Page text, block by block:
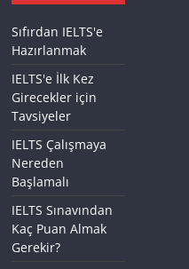
Sıfırdan IELTS'e
Hazırlanmak
IELTS'e İlk Kez
Girecekler için
Tavsiyeler
IELTS Çalışmaya
Nereden
Başlamalı
IELTS Sınavından
Kaç Puan Almak
Gerekir?